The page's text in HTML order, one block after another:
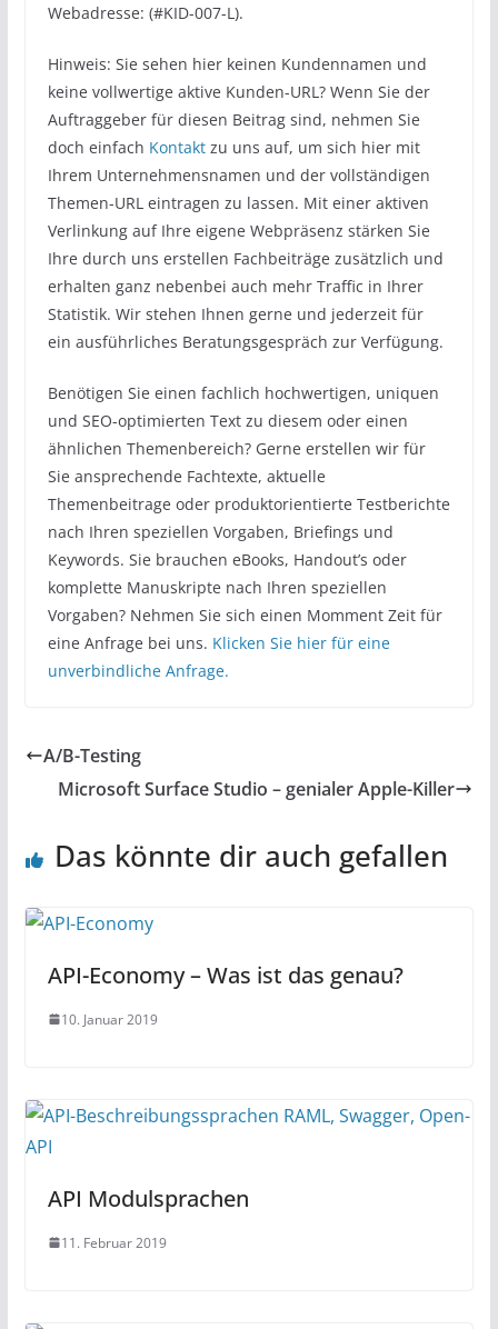
Webadresse: (#KID-007-L).
Hinweis: Sie sehen hier keinen Kundennamen und
keine vollwertige aktive Kunden-URL? Wenn Sie der
Auftraggeber für diesen Beitrag sind, nehmen Sie
doch einfach Kontaktzu uns auf, um sich hier mit
Ihrem Unternehmensnamen und der vollständigen
Themen-URL eintragen zu lassen. Mit einer aktiven
Verlinkung auf Ihre eigene Webpräsenz stärken Sie
Ihre durch uns erstellen Fachbeiträge zusätzlich und
erhalten ganz nebenbei auch mehr Traffic in Ihrer
Statistik. Wir stehen Ihnen gerne und jederzeit für
ein ausführliches Beratungsgespräch zur Verfügung.
Benötigen Sie einen fachlich hochwertigen, uniquen
und SEO-optimierten Text zu diesem oder einen
ähnlichen Themenbereich? Gerne erstellen wir für
Sie ansprechende Fachtexte, aktuelle
Themenbeitrage oder produktorientierte Testberichte
nach Ihren speziellen Vorgaben, Briefings und
Keywords. Sie brauchen eBooks, Handout’s oder
komplette Manuskripte nach Ihren speziellen
Vorgaben? Nehmen Sie sich einen Momment Zeit für
eine Anfrage bei uns. Klicken Sie hier für eine
unverbindliche Anfrage.
A/B-Testing
Microsoft Surface Studio – genialer Apple-Killer
Das könnte dir auch gefallen
API-Economy – Was ist das genau?
10. Januar 2019
API Modulsprachen
11. Februar 2019